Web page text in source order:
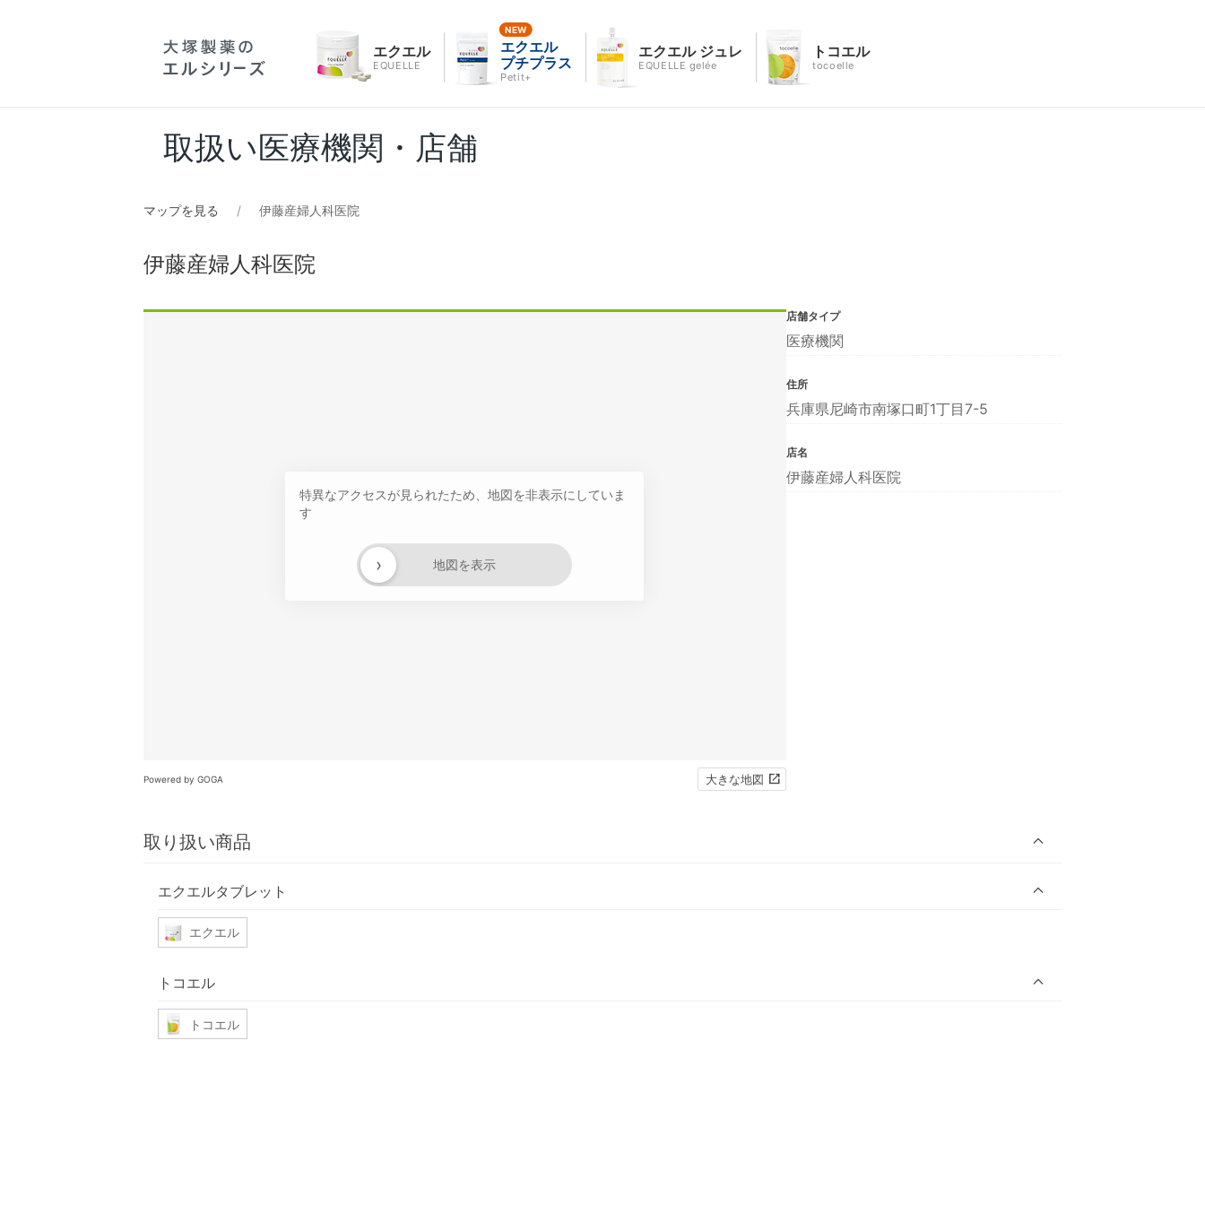
エクエル
EQUELLE
エクエル
プチプラス
Petit+
エクエル ジュレ
EQUELLE gelée
トコエル
tocoelle
取扱い医療機関・店舗
マップを見る 伊藤産婦人科医院
伊藤産婦人科医院
特異なアクセスが見られたため、地図を非表示にしていま
す
地図を表示
›
Powered by GOGA 大きな地図
取り扱い商品
エクエルタブレット
エクエル
トコエル
トコエル
店舗タイプ
医療機関
住所
兵庫県尼崎市南塚口町1丁目7-5
店名
伊藤産婦人科医院